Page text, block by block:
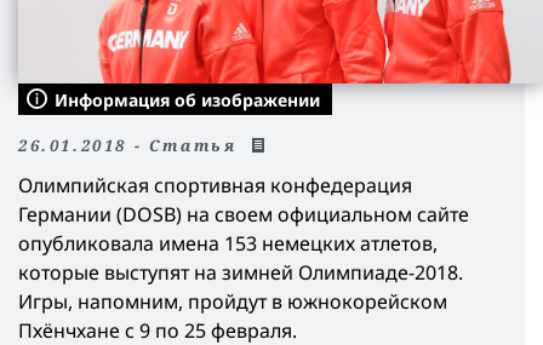
Информация об изображении
26.01.2018 - Статья
Олимпийская спортивная конфедерация
Германии (DOSB) на своем официальном сайте
опубликовала имена 153 немецких атлетов,
которые выступят на зимней Олимпиаде-2018.
Игры, напомним, пройдут в южнокорейском
Пхёнчхане с 9 по 25 февраля.